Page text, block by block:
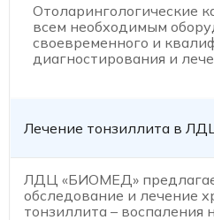
Отоларингологические
всем необходимым
своевременного и
диагностирования и
Лечение тонзиллита в
ЛДЦ «БИОМЕД»
обследование и лечение
тонзиллита – воспаления